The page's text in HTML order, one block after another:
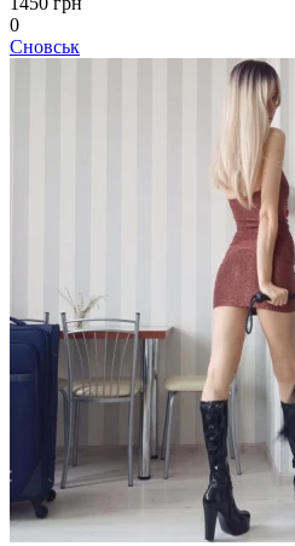
0
Сновськ